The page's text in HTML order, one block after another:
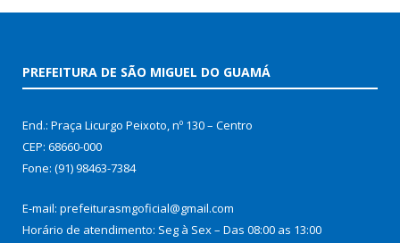
PREFEITURA DE SÃO MIGUEL DO GUAMÁ
End.: Praça Licurgo Peixoto, nº 130 – Centro
CEP: 68660-000
Fone: (91) 98463-7384
E-mail: prefeiturasmgoficial@gmail.com
Horário de atendimento: Seg à Sex – Das 08:00 as 13:00